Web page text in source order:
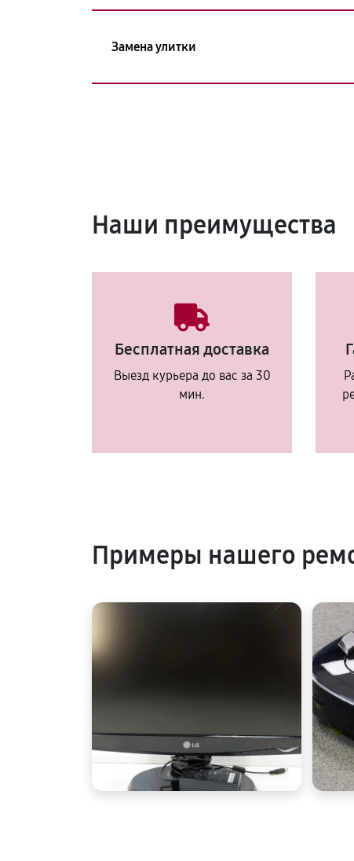
Замена улитки
Наши преимущества
Бесплатная доставка
Выезд курьера до вас за 30
мин.
Примеры нашего